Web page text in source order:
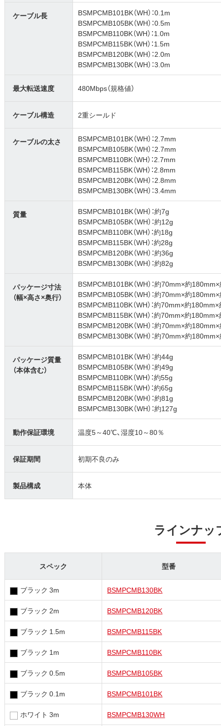
ケーブル長
BSMPCMB101BK（WH）：0.1m
BSMPCMB105BK（WH）：0.5m
BSMPCMB110BK（WH）：1.0m
BSMPCMB115BK（WH）：1.5m
BSMPCMB120BK（WH）：2.0m
BSMPCMB130BK（WH）：3.0m
最大転送速度 480Mbps（規格値）
ケーブル構造 2重シールド
ケーブルの太さ
BSMPCMB101BK（WH）：2.7mm
BSMPCMB105BK（WH）：2.7mm
BSMPCMB110BK（WH）：2.7mm
BSMPCMB115BK（WH）：2.8mm
BSMPCMB120BK（WH）：2.8mm
BSMPCMB130BK（WH）：3.4mm
質量
BSMPCMB101BK（WH）：約7g
BSMPCMB105BK（WH）：約12g
BSMPCMB110BK（WH）：約18g
BSMPCMB115BK（WH）：約28g
BSMPCMB120BK（WH）：約36g
BSMPCMB130BK（WH）：約82g
パッケージ寸法
（幅×高さ×奥行）
BSMPCMB101BK（WH）：約70mm×約
BSMPCMB105BK（WH）：約70mm×約
BSMPCMB110BK（WH）：約70mm×約
BSMPCMB115BK（WH）：約70mm×約
BSMPCMB120BK（WH）：約70mm×約
BSMPCMB130BK（WH）：約70mm×約
パッケージ質量
（本体含む）
BSMPCMB101BK（WH）：約44g
BSMPCMB105BK（WH）：約49g
BSMPCMB110BK（WH）：約55g
BSMPCMB115BK（WH）：約65g
BSMPCMB120BK（WH）：約81g
BSMPCMB130BK（WH）：約127g
動作保証環境 温度5～40℃、湿度10～80％
保証期間 初期不良のみ
製品構成 本体
ラインナッ
スペック 型番
ブラック 3m BSMPCMB130BK
ブラック 2m BSMPCMB120BK
ブラック 1.5m BSMPCMB115BK
ブラック 1m BSMPCMB110BK
ブラック 0.5m BSMPCMB105BK
ブラック 0.1m BSMPCMB101BK
ホワイト 3m BSMPCMB130WH